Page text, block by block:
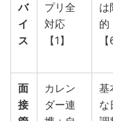
バ
イ
ス
プリ全
対応
【1】
は
的
面
接
カレン
ダー連
基
な